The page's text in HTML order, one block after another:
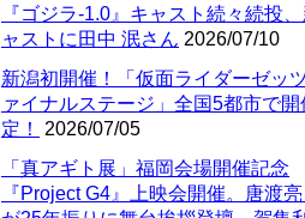
『ゴジラ-1.0』キャスト続々続投
ャストに田中 泯さん 2026/07/10
新潟初開催！「仮面ライダーゼッ
ァイナルステージ」全国5都市で開
定！
2026/07/05
「真アギト展」福岡会場開催記念
『Project G4』上映会開催。唐渡